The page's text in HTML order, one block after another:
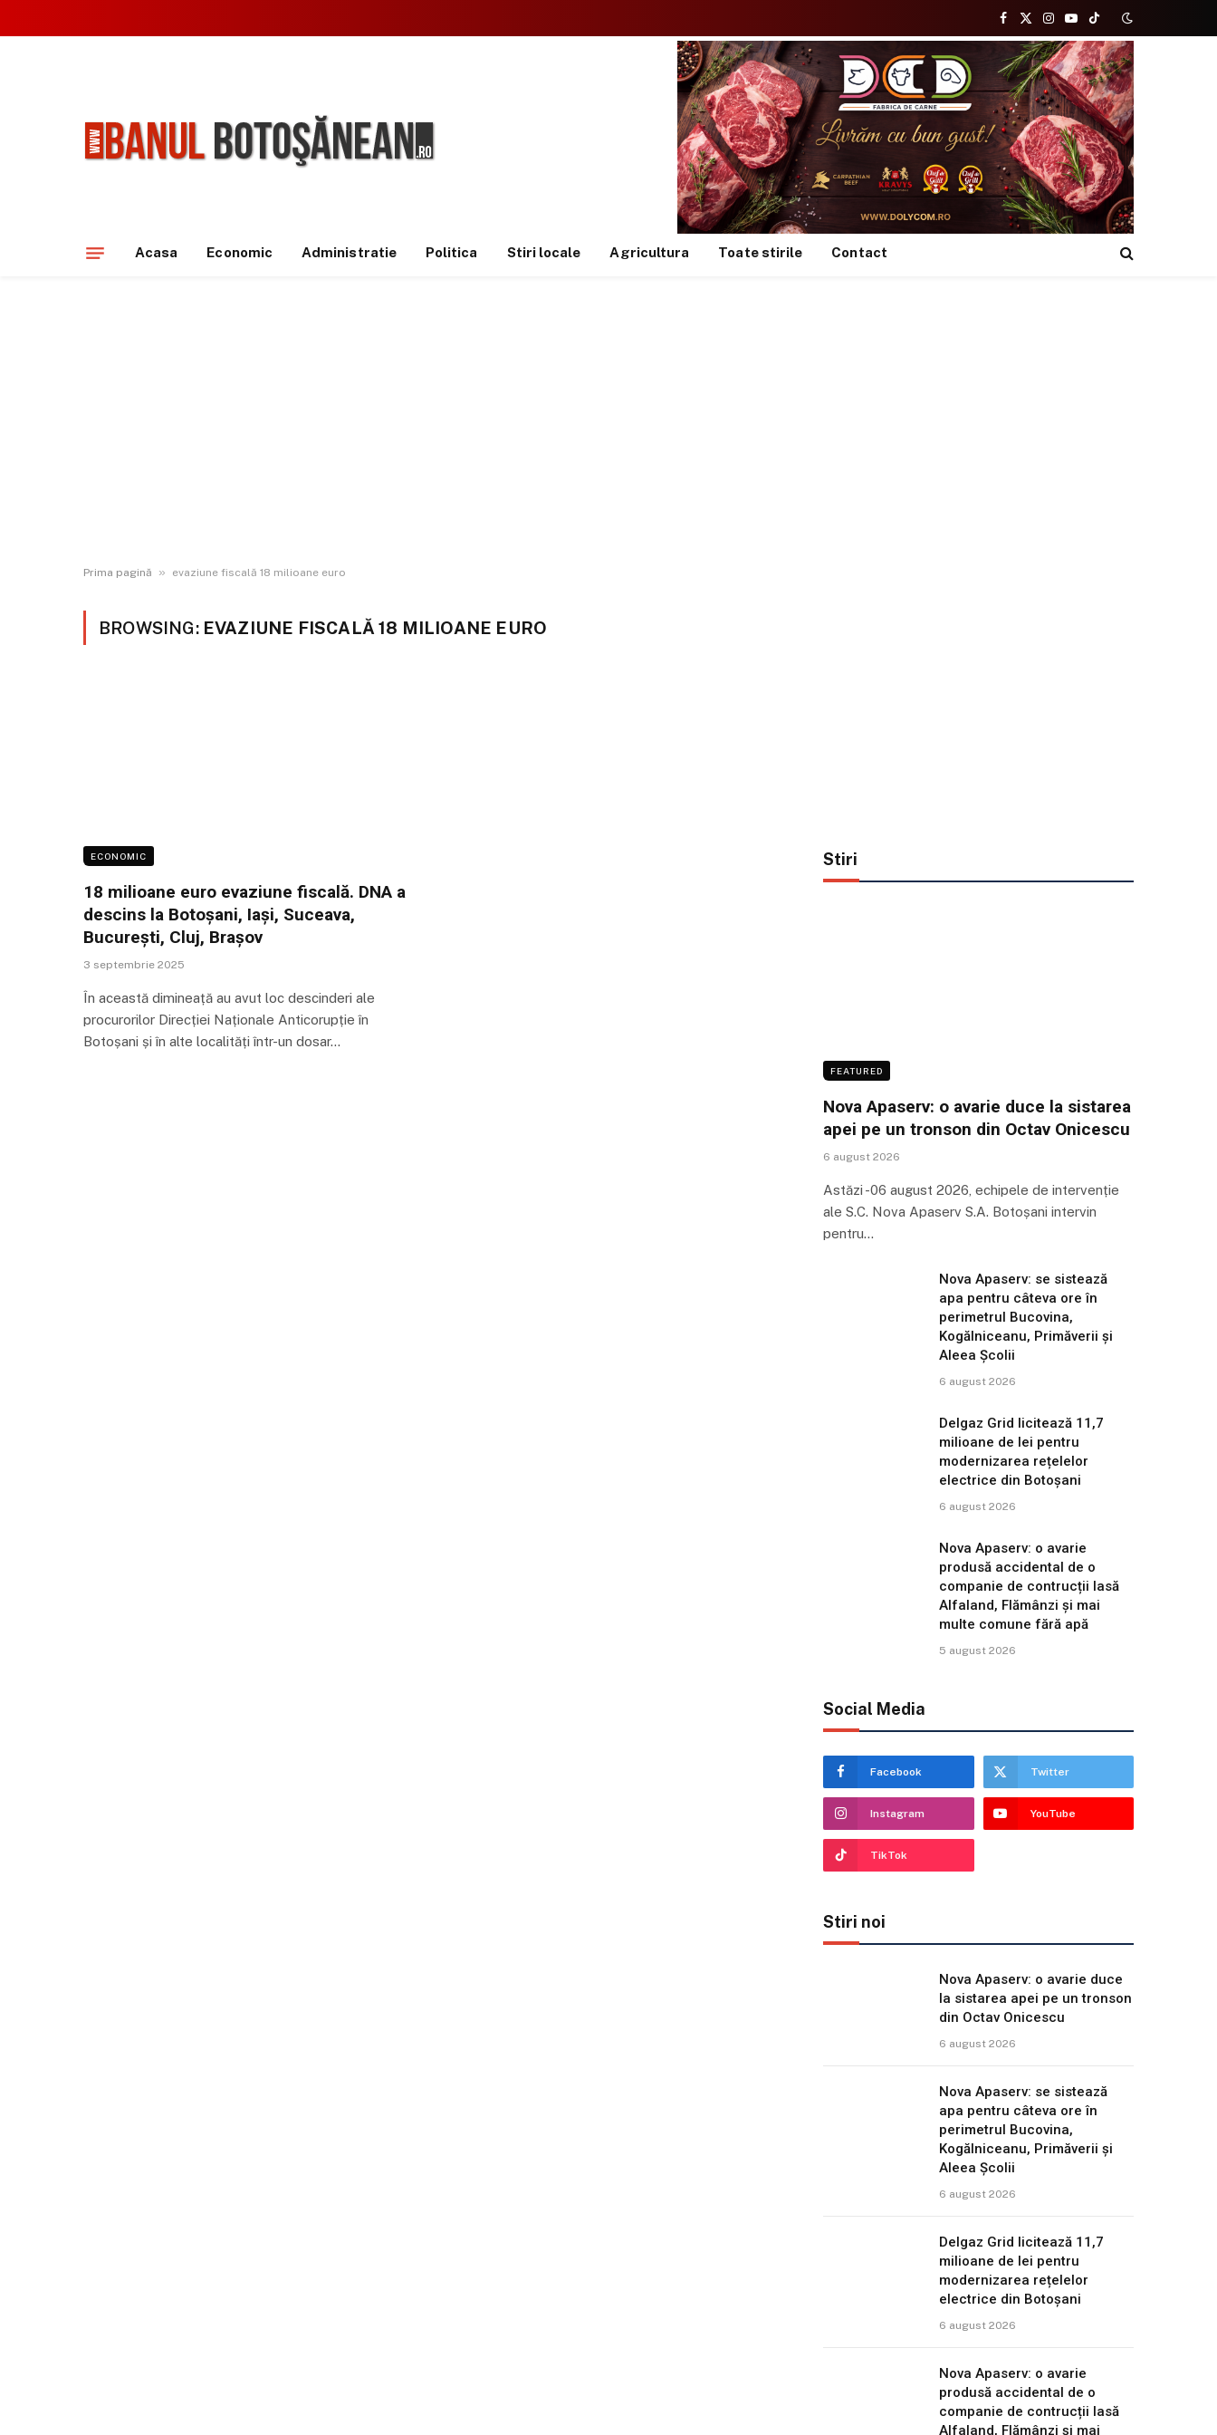
Facebook
X
(Twitter)
Instagram
YouTubeTikTok
Acasa Economic Administratie Politica Stiri locale Agricultura Toate stirile Contact
Prima pagină » evaziune fiscală 18 milioane euro
BROWSING: EVAZIUNE FISCALĂ 18 MILIOANE EURO
ECONOMIC
18 milioane euro evaziune fiscală. DNA a
descins la Botoșani, Iași, Suceava,
București, Cluj, Brașov
3 septembrie 2025
În această dimineață au avut loc descinderi ale
procurorilor Direcției Naționale Anticorupție în
Botoșani și în alte localități într-un dosar…
Stiri
FEATURED
Nova Apaserv: o avarie duce la sistarea
apei pe un tronson din Octav Onicescu
6 august 2026
Astăzi -06 august 2026, echipele de intervenție
ale S.C. Nova Apaserv S.A. Botoșani intervin
pentru…
Nova Apaserv: se sistează
apa pentru câteva ore în
perimetrul Bucovina,
Kogălniceanu, Primăverii și
Aleea Școlii
6 august 2026
Delgaz Grid licitează 11,7
milioane de lei pentru
modernizarea rețelelor
electrice din Botoșani
6 august 2026
Nova Apaserv: o avarie
produsă accidental de o
companie de contrucții lasă
Alfaland, Flămânzi și mai
multe comune fără apă
5 august 2026
Social Media
Facebook Twitter
Instagram YouTube
TikTok
Stiri noi
Nova Apaserv: o avarie duce
la sistarea apei pe un tronson
din Octav Onicescu
6 august 2026
Nova Apaserv: se sistează
apa pentru câteva ore în
perimetrul Bucovina,
Kogălniceanu, Primăverii și
Aleea Școlii
6 august 2026
Delgaz Grid licitează 11,7
milioane de lei pentru
modernizarea rețelelor
electrice din Botoșani
6 august 2026
Nova Apaserv: o avarie
produsă accidental de o
companie de contrucții lasă
Alfaland, Flămânzi și mai